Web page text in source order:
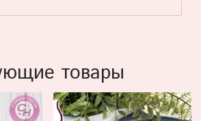
товары